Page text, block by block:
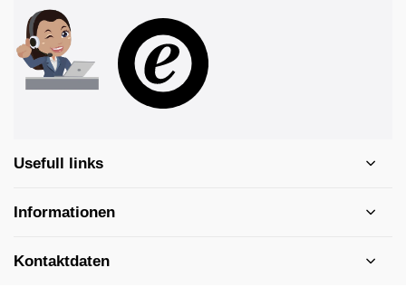
Usefull links
Informationen
Kontaktdaten